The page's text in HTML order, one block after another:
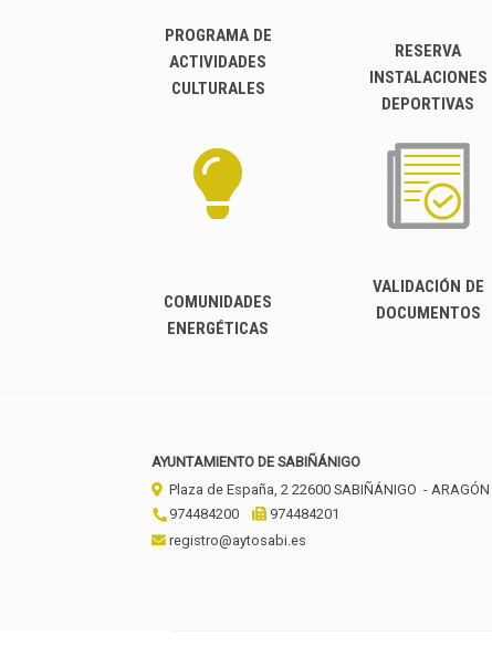
PROGRAMA DE
ACTIVIDADES
CULTURALES
RESERVA
INSTALACIONES
DEPORTIVAS
COMUNIDADES
ENERGÉTICAS
VALIDACIÓN DE
DOCUMENTOS
AYUNTAMIENTO DE SABIÑÁNIGO
Plaza de España, 2 22600 SABIÑÁNIGO - ARAGÓN
974484200
974484201
registro@aytosabi.es